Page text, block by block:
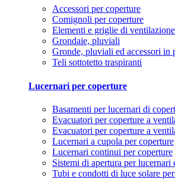
Accessori per coperture
Comignoli per coperture
Elementi e griglie di ventilazione
Grondaie, pluviali
Gronde, pluviali ed accessori in
Teli sottotetto traspiranti
Lucernari per coperture
Basamenti per lucernari di
Evacuatori per coperture a
Evacuatori per coperture a
Lucernari a cupola per coperture
Lucernari continui per coperture
Sistemi di apertura per lucernari
Tubi e condotti di luce solare